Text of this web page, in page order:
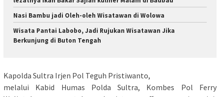
Nasi Bambu jadi Oleh-oleh Wisatawan di Wolowa
Wisata Pantai Labobo, Jadi Rujukan Wisatawan Jika
Berkunjung di Buton Tengah
Kapolda Sultra Irjen Pol Teguh Pristiwanto,
melalui Kabid Humas Polda Sultra, Kombes Pol Ferry